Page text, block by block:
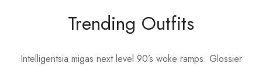
Trending Outfits
Intelligentsia migas next level 90’s woke ramps. Glossier